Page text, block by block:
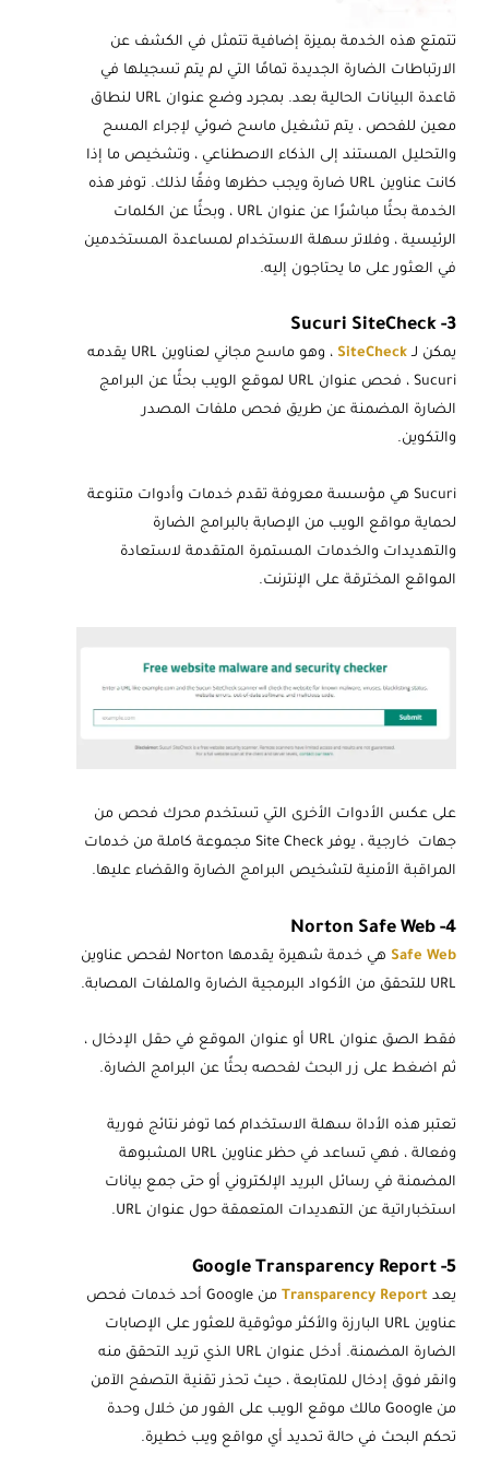
تتمتع هذه الخدمة بميزة إضافية تتمثل في الكشف عن
الارتباطات الضارة الجديدة تمامًا التي لم يتم تسجيلها في
قاعدة البيانات الحالية بعد. بمجرد وضع عنوان URL لنطاق
معين للفحص ، يتم تشغيل ماسح ضوئي لإجراء المسح
والتحليل المستند إلى الذكاء الاصطناعي ، وتشخيص ما إذا
كانت عناوين URL ضارة ويجب حظرها وفقًا لذلك. توفر هذه
الخدمة بحثًا مباشرًا عن عنوان URL ، وبحثًا عن الكلمات
الرئيسية ، وفلاتر سهلة الاستخدام لمساعدة المستخدمين
في العثور على ما يحتاجون إليه.
3- Sucuri SiteCheck
يمكن لـ SiteCheck
، وهو ماسح مجاني لعناوين URL يقدمه
Sucuri ، فحص عنوان URL لموقع الويب بحثًا عن البرامج
الضارة المضمنة عن طريق فحص ملفات المصدر
والتكوين.
Sucuri هي مؤسسة معروفة تقدم خدمات وأدوات متنوعة
لحماية مواقع الويب من الإصابة بالبرامج الضارة
والتهديدات والخدمات المستمرة المتقدمة لاستعادة
المواقع المخترقة على الإنترنت.
على عكس الأدوات الأخرى التي تستخدم محرك فحص من
جهات خارجية ، يوفر Site Check مجموعة كاملة من خدمات
المراقبة الأمنية لتشخيص البرامج الضارة والقضاء عليها.
4- Norton Safe Web
Safe Web
هي خدمة شهيرة يقدمها Norton لفحص عناوين
URL للتحقق من الأكواد البرمجية الضارة والملفات المصابة.
فقط الصق عنوان URL أو عنوان الموقع في حقل الإدخال ،
ثم اضغط على زر البحث لفحصه بحثًا عن البرامج الضارة.
تعتبر هذه الأداة سهلة الاستخدام كما توفر نتائج فورية
وفعالة ، فهي تساعد في حظر عناوين URL المشبوهة
المضمنة في رسائل البريد الإلكتروني أو حتى جمع بيانات
استخباراتية عن التهديدات المتعمقة حول عنوان URL.
5- Google Transparency Report
يعد Transparency Report
من Google أحد خدمات فحص
عناوين URL البارزة والأكثر موثوقية للعثور على الإصابات
الضارة المضمنة. أدخل عنوان URL الذي تريد التحقق منه
وانقر فوق إدخال للمتابعة ، حيث تحذر تقنية التصفح الآمن
من Google مالك موقع الويب على الفور من خلال وحدة
تحكم البحث في حالة تحديد أي مواقع ويب خطيرة.